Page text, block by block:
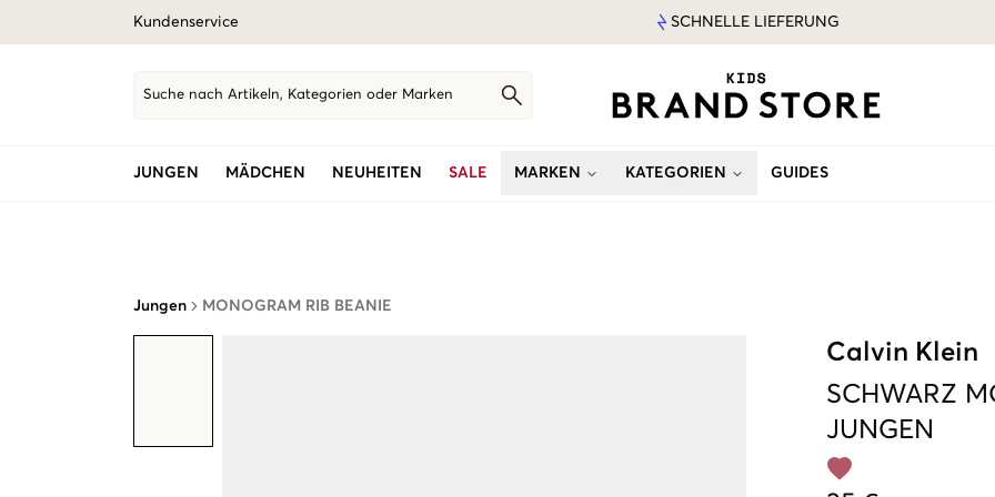
Kundenservice SCHNELLE LIEFERUNG
Suche nach Artikeln, Kategorien oder Marken
JUNGEN MÄDCHEN NEUHEITEN SALE MARKEN KATEGORIEN GUIDES
Jungen MONOGRAM RIB BEANIE
Calvin Klein
SCHWARZ
JUNGEN